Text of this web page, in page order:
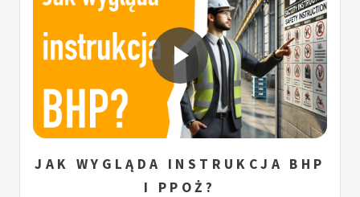
JAK WYGLĄDA INSTRUKCJA BHP
I PPOŻ?